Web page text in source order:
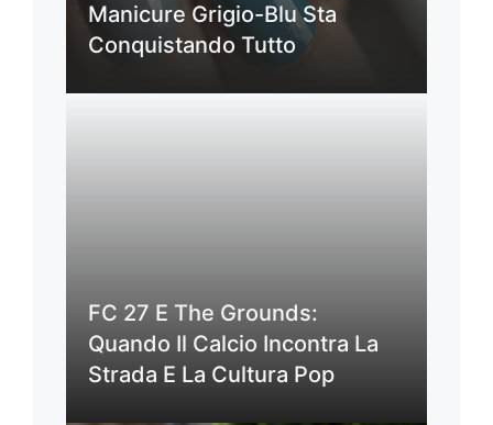
Manicure Grigio-Blu Sta
Conquistando Tutto
FC 27 E The Grounds:
Quando Il Calcio Incontra La
Strada E La Cultura Pop